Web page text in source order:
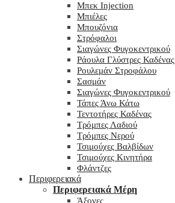
Μπεκ Injection
Μπιέλες
Μπουζόνια
Στρόφαλοι
Σιαγώνες Φυγοκεντρικού
Ράουλα Γλύστρες Καδένας
Ρουλεμάν Στροφάλου
Σασμάν
Σιαγώνες Φυγοκεντρικού
Τάπες Άνω Κάτω
Τεντοτήρες Καδένας
Τρόμπες Λαδιού
Τρόμπες Νερού
Τσιμούχες Βαλβίδων
Τσιμούχες Κινητήρα
Φλάντζες
Περιφερειακά
Περιφερειακά Μέρη
Άξονες